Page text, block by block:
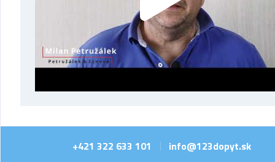
+421 322 633 101 info@123dopyt.sk